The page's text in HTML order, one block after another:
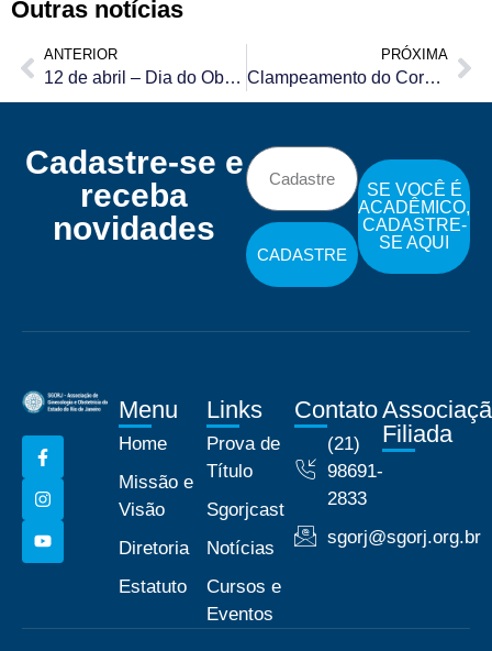
Outras notícias
ANTERIOR
12 de abril – Dia do Obstetra
PRÓXIMA
Clampeamento do Cordão Umbilical
Cadastre-se e
receba
novidades
CADASTRE
SE VOCÊ É
ACADÊMICO,
CADASTRE-
SE AQUI
Menu
Home
Missão e
Visão
Diretoria
Estatuto
Links
Prova de
Título
Sgorjcast
Notícias
Cursos e
Eventos
Contato
(21)
98691-
2833
sgorj@sgorj.org.br
Filiada